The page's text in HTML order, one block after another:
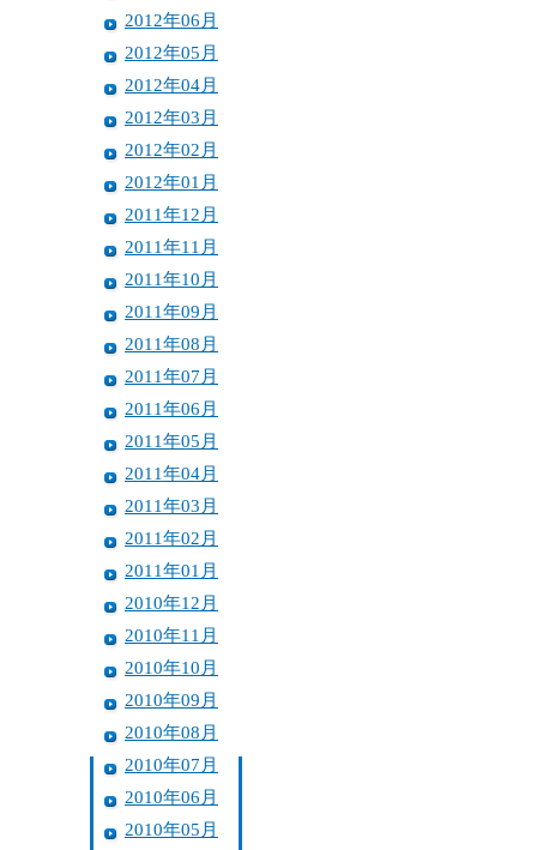
2012年06月
2012年05月
2012年04月
2012年03月
2012年02月
2012年01月
2011年12月
2011年11月
2011年10月
2011年09月
2011年08月
2011年07月
2011年06月
2011年05月
2011年04月
2011年03月
2011年02月
2011年01月
2010年12月
2010年11月
2010年10月
2010年09月
2010年08月
2010年07月
2010年06月
2010年05月